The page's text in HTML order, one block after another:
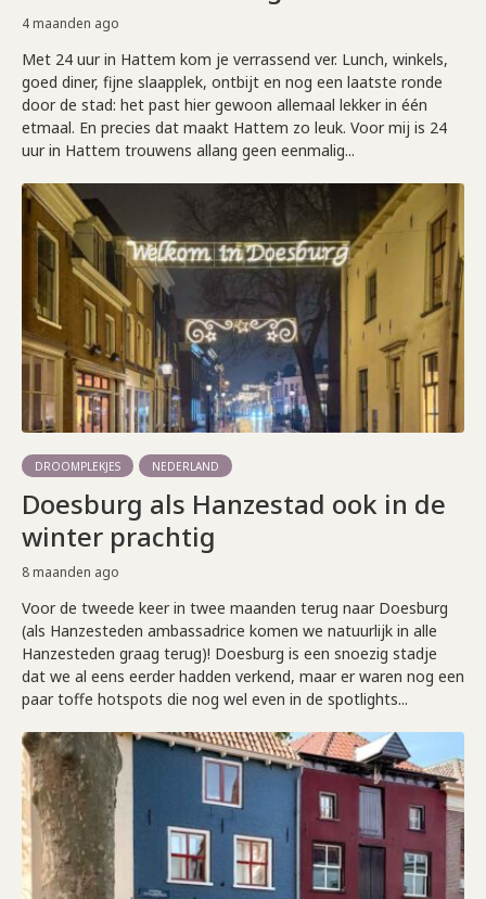
4 maanden ago
Met 24 uur in Hattem kom je verrassend ver. Lunch, winkels,
goed diner, fijne slaapplek, ontbijt en nog een laatste ronde
door de stad: het past hier gewoon allemaal lekker in één
etmaal. En precies dat maakt Hattem zo leuk. Voor mij is 24
uur in Hattem trouwens allang geen eenmalig...
DROOMPLEKJES NEDERLAND
Doesburg als Hanzestad ook in de
winter prachtig
8 maanden ago
Voor de tweede keer in twee maanden terug naar Doesburg
(als Hanzesteden ambassadrice komen we natuurlijk in alle
Hanzesteden graag terug)! Doesburg is een snoezig stadje
dat we al eens eerder hadden verkend, maar er waren nog een
paar toffe hotspots die nog wel even in de spotlights...